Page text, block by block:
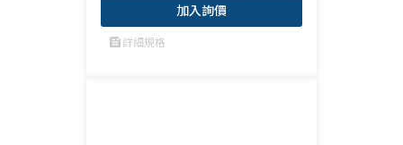
加入詢價
feed詳細規格